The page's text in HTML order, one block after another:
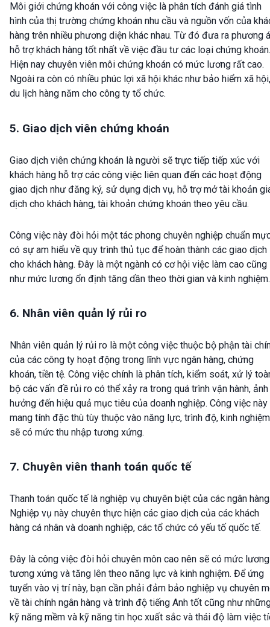
Môi giới chứng khoán với công việc là phân tích đánh giá tình
hình của thị trường chứng khoán nhu cầu và nguồn vốn của
hàng trên nhiều phương diện khác nhau. Từ đó đưa ra phương
hỗ trợ khách hàng tốt nhất về việc đầu tư các loại chứng khoán.
Hiện nay chuyên viên môi chứng khoán có mức lương rất cao.
Ngoài ra còn có nhiều phúc lợi xã hội khác như bảo hiểm xã hội,
du lịch hàng năm cho công ty tổ chức.
5. Giao dịch viên chứng khoán
Giao dịch viên chứng khoán là người sẽ trực tiếp tiếp xúc với
khách hàng hỗ trợ các công việc liên quan đến các hoạt động
giao dịch như đăng ký, sử dụng dịch vụ, hỗ trợ mở tài khoản
dịch cho khách hàng, tài khoản chứng khoán theo yêu cầu.
Công việc này đòi hỏi một tác phong chuyên nghiệp chuẩn
có sự am hiểu về quy trình thủ tục để hoàn thành các giao dịch
cho khách hàng. Đây là một ngành có cơ hội việc làm cao cũng
như mức lương ổn định tăng dần theo thời gian và kinh nghiệm.
6. Nhân viên quản lý rủi ro
Nhân viên quản lý rủi ro là một công việc thuộc bộ phận tài
của các công ty hoạt động trong lĩnh vực ngân hàng, chứng
khoán, tiền tệ. Công việc chính là phân tích, kiểm soát, xử lý
bộ các vấn đề rủi ro có thể xảy ra trong quá trình vận hành, ảnh
hưởng đến hiệu quả mục tiêu của doanh nghiệp. Công việc này
mang tính đặc thù tùy thuộc vào năng lực, trình độ, kinh nghiệm
sẽ có mức thu nhập tương xứng.
7. Chuyên viên thanh toán quốc tế
Thanh toán quốc tế là nghiệp vụ chuyên biệt của các ngân
Nghiệp vụ này chuyên thực hiện các giao dịch của các khách
hàng cá nhân và doanh nghiệp, các tổ chức có yếu tố quốc tế.
Đây là công việc đòi hỏi chuyên môn cao nên sẽ có mức lương
tương xứng và tăng lên theo năng lực và kinh nghiệm. Để ứng
tuyển vào vị trí này, bạn cần phải đảm bảo nghiệp vụ chuyên
về tài chính ngân hàng và trình độ tiếng Anh tốt cũng như
kỹ năng mềm và kỹ năng tin học xuất sắc và thái độ làm việc